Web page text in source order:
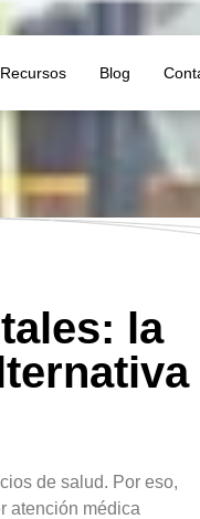
Recursos Blog
la
de salud. Por eso,
atención médica